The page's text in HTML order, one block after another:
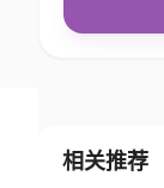
相关推荐